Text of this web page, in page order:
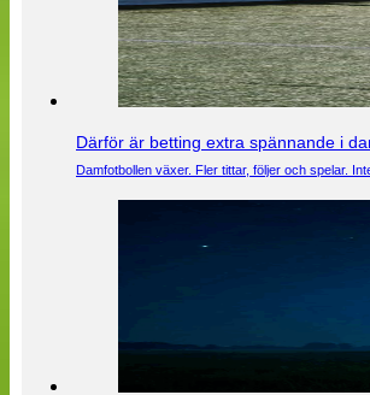
Därför är betting extra spännande i
Damfotbollen växer. Fler tittar, följer och spelar.